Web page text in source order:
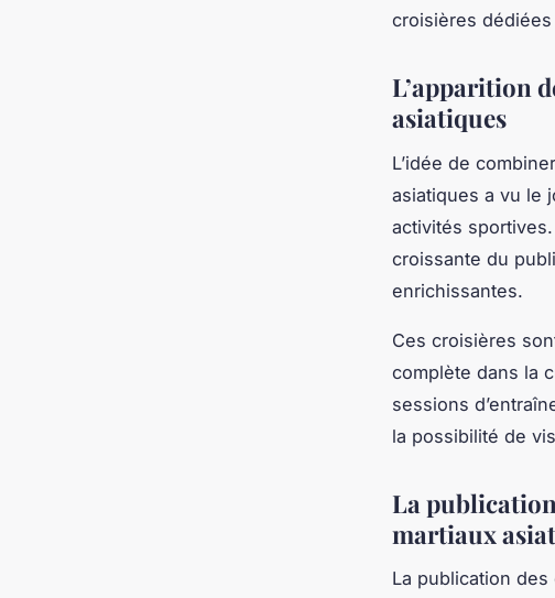
croisières dédiées
L’apparition
asiatiques
L’idée de
asiatiques a vu le
activités
croissante du
enrichissantes.
Ces croisières
complète dans la
sessions
la possibilité de
La
martiaux
La publication